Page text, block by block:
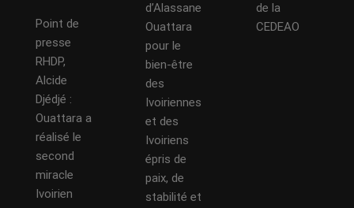
Point de
presse
RHDP,
Alcide
Djédjé :
Ouattara a
réalisé le
second
miracle
Ivoirien
d’Alassane
Ouattara
pour le
bien-être
des
Ivoiriennes
et des
Ivoiriens
épris de
paix, de
stabilité et
de la
CEDEAO